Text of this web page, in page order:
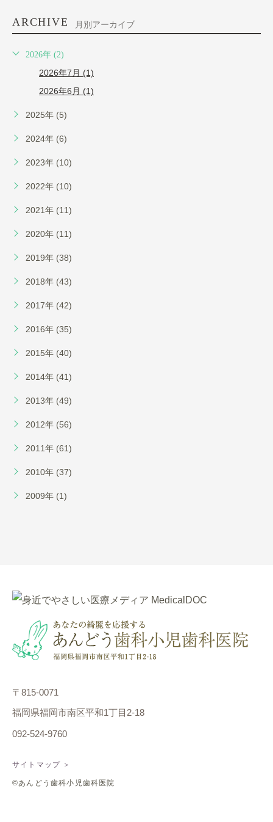
ARCHIVE 月別アーカイブ
2026年 (2)
2026年7月 (1)
2026年6月 (1)
2025年 (5)
2024年 (6)
2023年 (10)
2022年 (10)
2021年 (11)
2020年 (11)
2019年 (38)
2018年 (43)
2017年 (42)
2016年 (35)
2015年 (40)
2014年 (41)
2013年 (49)
2012年 (56)
2011年 (61)
2010年 (37)
2009年 (1)
〒815-0071
福岡県福岡市南区平和1丁目2-18
092-524-9760
サイトマップ ＞
©あんどう歯科小児歯科医院